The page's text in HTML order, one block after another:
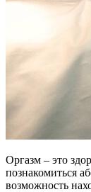
Оргазм – это
познакомиться
возможность